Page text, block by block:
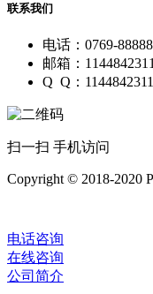
联系我们
电话：0769-
邮箱：
Q Q：1144842311
扫一扫 手机访问
Copyright © 2018-2020
电话咨询
在线咨询
公司简介